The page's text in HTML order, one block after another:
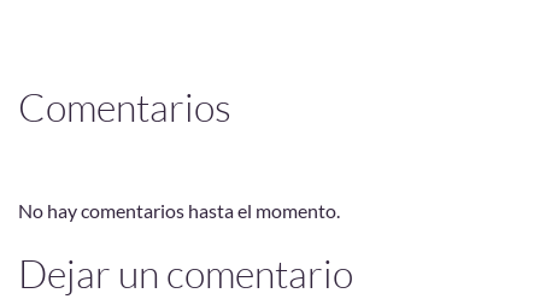
Comentarios
No hay comentarios hasta el momento.
Dejar un comentario